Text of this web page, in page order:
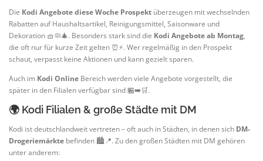
Die Kodi Angebote diese Woche Prospekt überzeugen mit wechselnden
Rabatten auf Haushaltsartikel, Reinigungsmittel, Saisonware und
Dekoration 🧺🧼🎄. Besonders stark sind die Kodi Angebote ab Montag,
die oft nur für kurze Zeit gelten ⏰⚡. Wer regelmäßig in den Prospekt
schaut, verpasst keine Aktionen und kann gezielt sparen.
Auch im Kodi Online Bereich werden viele Angebote vorgestellt, die
später in den Filialen verfügbar sind 🏪➡️🛒.
🌍 Kodi Filialen & große Städte mit DM
Kodi ist deutschlandweit vertreten – oft auch in Städten, in denen sich DM-
Drogeriemärkte befinden 🏙️📍. Zu den großen Städten mit DM gehören
unter anderem: